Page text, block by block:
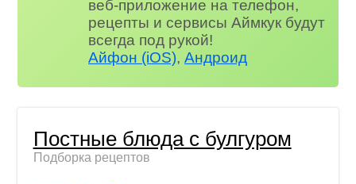
веб-приложение на телефон,
рецепты и сервисы Аймкук будут
всегда под рукой!
Айфон (iOS),Андроид
Постные блюда с булгуром
Подборка рецептов